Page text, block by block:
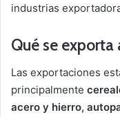
industrias
Qué se exporta
Las exportaciones
principalmente
acero y hierro,